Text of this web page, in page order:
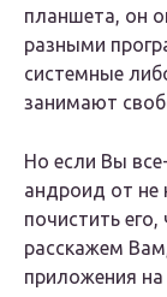
планшета, он
разными
системные
занимают
Но если Вы
андроид от не
почистить
расскажем
приложения